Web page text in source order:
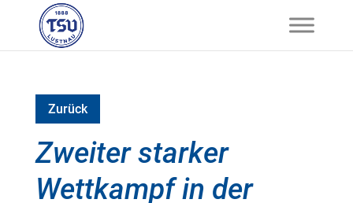
Zurück
Zweiter starker
Wettkampf in der